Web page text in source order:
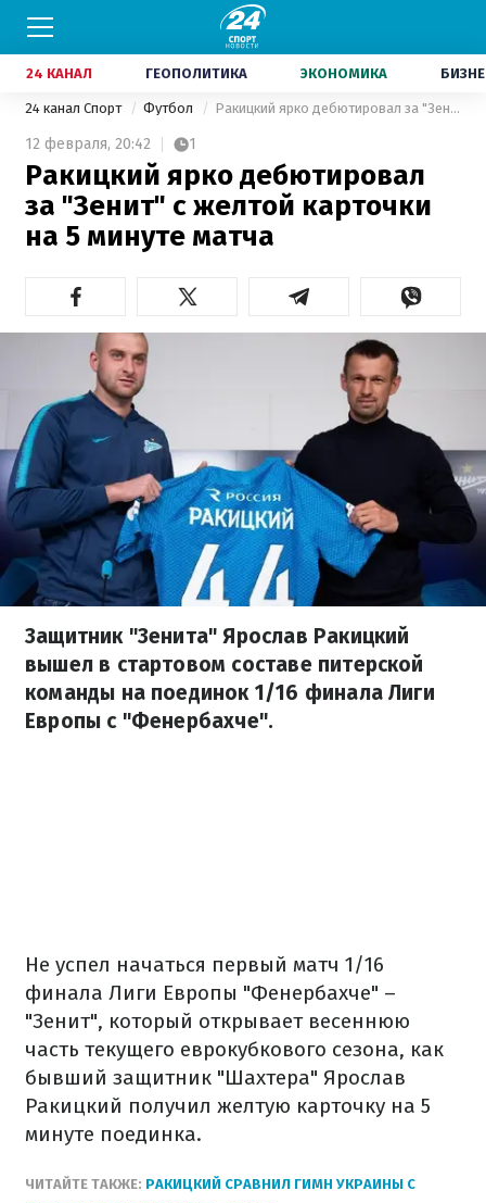
24 КАНАЛ ГЕОПОЛИТИКА ЭКОНОМИКА
24 канал Спорт Футбол Ракицкий ярко дебютировал за "Зенит" с желтой карточки на 5 минуте матча
12 февраля, 20:42 1
Ракицкий ярко дебютировал
за "Зенит" с желтой карточки
на 5 минуте матча
Защитник "Зенита" Ярослав Ракицкий
вышел в стартовом составе питерской
команды на поединок 1/16 финала Лиги
Европы с "Фенербахче".
Не успел начаться первый матч 1/16
финала Лиги Европы "Фенербахче" –
"Зенит", который открывает весеннюю
часть текущего еврокубкового сезона, как
бывший защитник "Шахтера" Ярослав
Ракицкий получил желтую карточку на 5
минуте поединка.
ЧИТАЙТЕ ТАКЖЕ: РАКИЦКИЙ СРАВНИЛ ГИМН УКРАИНЫ С